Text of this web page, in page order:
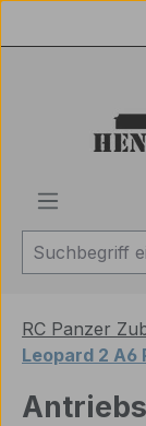
Zum
RC Panzer
Leopard 2 A6